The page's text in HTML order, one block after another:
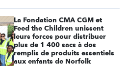
La Fondation CMA CGM et
Feed the Children unissent
leurs forces pour distribuer
plus de 1 400 sacs à dos
remplis de produits essentiels
aux enfants de Norfolk